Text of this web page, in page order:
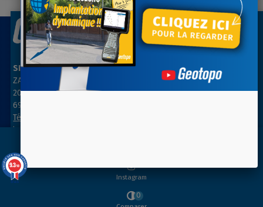
SIÈGE SOCIAL
ZAC des Grillons
208, rue de l’Ancienne Distillerie
69400 GLEIZÉ
Tél : 04 74 69 94 00
info@geotopo.fr
AGENCE PARIS NORD
ZA Les belles vues
3, rue des Prés
INFORMATIONS Instagram
0
9.3/10
39 avis